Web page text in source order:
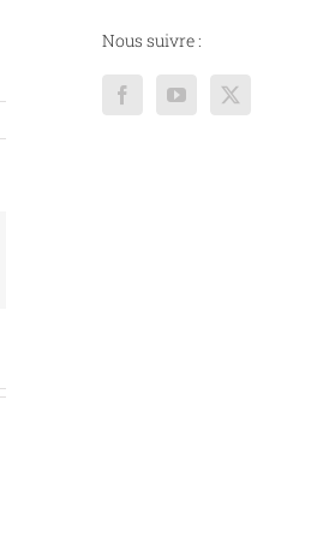
Nous suivre :